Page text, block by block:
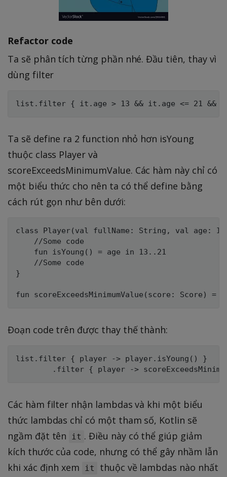
Refactor code
Ta sẽ phân tích từng phần nhé. Đầu tiên, thay vì
dùng filter
Ta sẽ define ra 2 function nhỏ hơn isYoung
thuộc class Player và
scoreExceedsMinimumValue. Các hàm này chỉ có
một biểu thức cho nên ta có thể define bằng
cách rút gọn như bên dưới:
class Player(val fullName: String, val age:
    //Some code
    fun isYoung() = age in 13..21
    //Some code
}
Đoạn code trên được thay thế thành:
list.filter { player -> player.isYoung() }
Các hàm filter nhận lambdas và khi một biểu
thức lambdas chỉ có một tham số, Kotlin sẽ
ngầm đặt tên
it . Điều này có thể giúp giảm
kích thước của code, nhưng có thể gây nhầm lẫn
khi xác định xem
it
thuộc về lambdas nào nhất